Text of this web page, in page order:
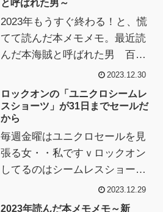
と呼ばれた男～
2023年もうすぐ終わる！と、慌
てて読んだ本メモメモ。最近読
んだ本海賊と呼ばれた男 百田
尚樹・海賊と呼ばれた男（上・
下）百田 尚樹（Audible版）
本...
2023.12.30
ロックオンの「ユニクロシームレ
スショーツ」が31日までセールだ
から
毎週金曜はユニクロセールを見
張る女・・私ですｖロックオン
してるのはシームレスショー
ツ、それが年末セールで期間限
定企画ですよ31日までです
2023.12.29
2023年読んだ本メモメモ～新